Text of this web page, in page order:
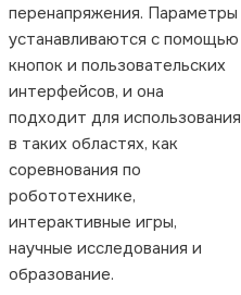
перенапряжения. Параметры
устанавливаются с помощью
кнопок и пользовательских
интерфейсов, и она
подходит для использования
в таких областях, как
соревнования по
робототехнике,
интерактивные игры,
научные исследования и
образование.